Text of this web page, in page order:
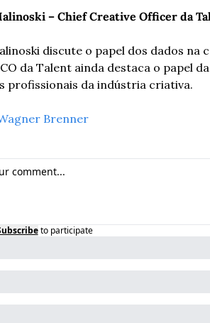
– Chief Creative Officer da
discute o papel dos dados na
da Talent ainda destaca o papel
profissionais da indústria criativa.
Brenner
to participate